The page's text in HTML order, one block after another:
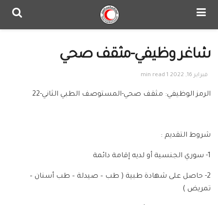
شاغر وظيفي-مثقف صحي
فبراير 16, 2022 1 min read
الرمز الوظيفي: مثقف صحي-المستوصف الطبي الثاني-22
شروط التقديم :
1- سوري الجنسية أو لديه إقامة دائمة
2- حاصل على شهادة طبية ( طب – صيدلة – طب أسنان –
تمريض )